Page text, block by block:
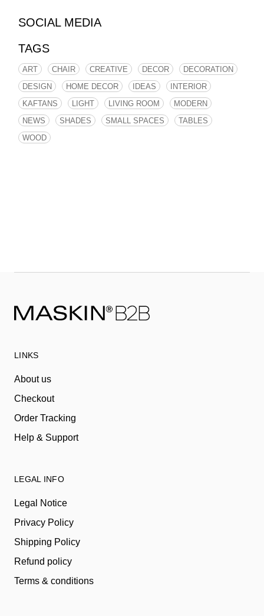
SOCIAL MEDIA
TAGS
ART CHAIR CREATIVE DECOR
DECORATION
DESIGN
HOME DECOR IDEAS
INTERIOR
KAFTANS
LIGHT LIVING ROOM
MODERN
NEWS
SHADES SMALL SPACES
TABLES
WOOD
LINKS
About us
Checkout
Order Tracking
Help & Support
LEGAL INFO
Legal Notice
Privacy Policy
Shipping Policy
Refund policy
Terms & conditions